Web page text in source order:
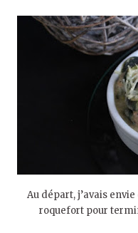
Au départ, j’avais
roquefort pour